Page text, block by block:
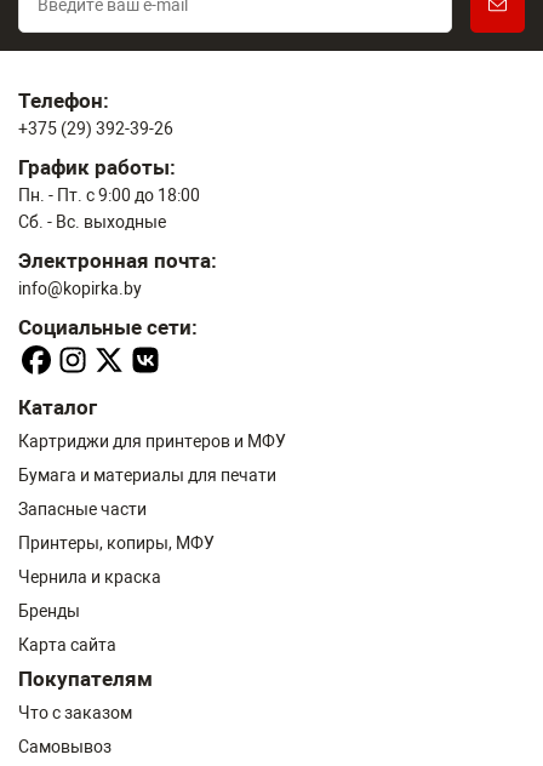
Телефон:
+375 (29) 392-39-26
График работы:
Пн. - Пт. с 9:00 до 18:00
Сб. - Вс. выходные
Электронная почта:
info@kopirka.by
Социальные сети:
Каталог
Картриджи для принтеров и МФУ
Бумага и материалы для печати
Запасные части
Принтеры, копиры, МФУ
Чернила и краска
Бренды
Карта сайта
Покупателям
Что с заказом
Самовывоз